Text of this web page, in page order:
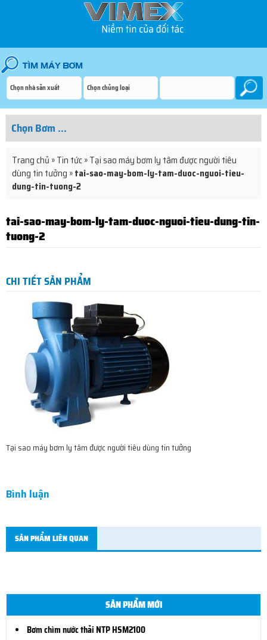
Trang chủ »Tin tức»Tại sao máy bơm ly tâm được người tiêu
dùng tin tưởng »tai-sao-may-bom-ly-tam-duoc-nguoi-tieu-
dung-tin-tuong-2
tai-sao-may-bom-ly-tam-duoc-nguoi-tieu-dung-tin-
tuong-2
CHI TIẾT SẢN PHẨM
Tại sao máy bơm ly tâm được người tiêu dùng tin tưởng
Bình luận
SẢN PHẨM LIÊN QUAN
SẢN PHẨM MỚI
Bơm chìm nước thải NTP HSM2100